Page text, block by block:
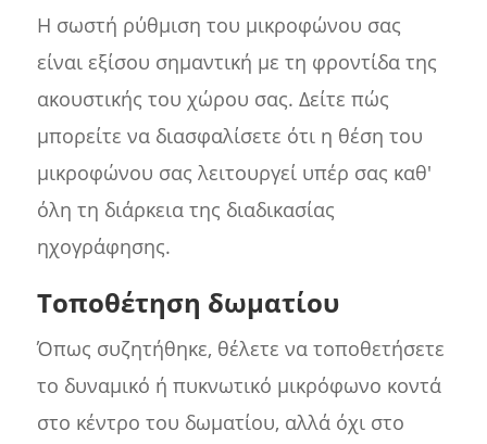
Η σωστή ρύθμιση του μικροφώνου σας
είναι εξίσου σημαντική με τη φροντίδα της
ακουστικής του χώρου σας. Δείτε πώς
μπορείτε να διασφαλίσετε ότι η θέση του
μικροφώνου σας λειτουργεί υπέρ σας καθ'
όλη τη διάρκεια της διαδικασίας
ηχογράφησης.
Τοποθέτηση δωματίου
Όπως συζητήθηκε, θέλετε να τοποθετήσετε
το δυναμικό ή πυκνωτικό μικρόφωνο κοντά
στο κέντρο του δωματίου, αλλά όχι στο